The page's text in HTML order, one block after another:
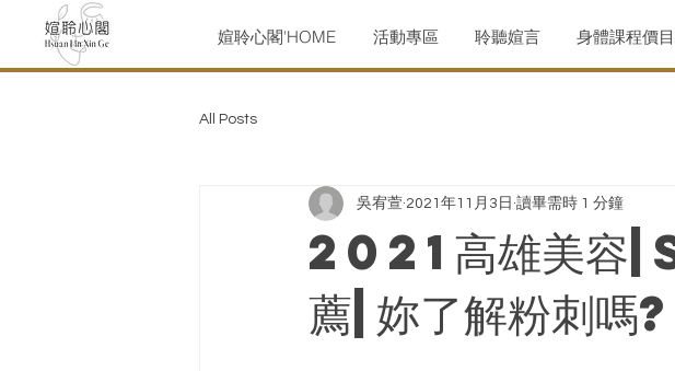
媗聆心閣'HOME 活動專區 聆聽媗言 身體課程價
All Posts
2021高雄美容
薦|妳了解粉刺嗎?
吳宥萱 2021年11月3日 讀畢需時 1 分鐘